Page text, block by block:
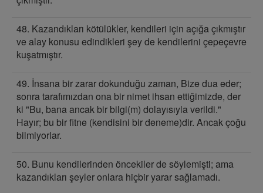
48. Kazandıkları kötülükler, kendileri için açığa çıkmıştır
ve alay konusu edindikleri şey de kendilerini çepeçevre
kuşatmıştır.
49. İnsana bir zarar dokunduğu zaman, Bize dua eder;
sonra tarafımızdan ona bir nimet ihsan ettiğimizde, der
ki "Bu, bana ancak bir bilgi(m) dolayısıyla verildi."
Hayır; bu bir fitne (kendisini bir deneme)dir. Ancak çoğu
bilmiyorlar.
50. Bunu kendilerinden öncekiler de söylemişti; ama
kazandıkları şeyler onlara hiçbir yarar sağlamadı.